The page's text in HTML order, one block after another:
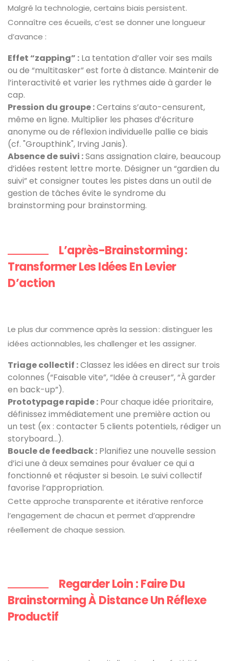
Malgré la technologie, certains biais persistent.
Connaître ces écueils, c’est se donner une longueur
d’avance :
Effet “zapping” : La tentation d’aller voir ses mails
ou de “multitasker” est forte à distance. Maintenir de
l’interactivité et varier les rythmes aide à garder le
cap.
Pression du groupe :Certains s’auto-censurent,
même en ligne. Multiplier les phases d’écriture
anonyme ou de réflexion individuelle pallie ce biais
(cf. "Groupthink", Irving Janis).
Absence de suivi :Sans assignation claire, beaucoup
d’idées restent lettre morte. Désigner un “gardien du
suivi” et consigner toutes les pistes dans un outil de
gestion de tâches évite le syndrome du
brainstorming pour brainstorming.
L’après-Brainstorming :
Transformer Les Idées En Levier
D’action
Le plus dur commence après la session : distinguer les
idées actionnables, les challenger et les assigner.
Triage collectif :Classez les idées en direct sur trois
colonnes (“Faisable vite”, “Idée à creuser”, “À garder
en back-up”).
Prototypage rapide : Pour chaque idée prioritaire,
définissez immédiatement une première action ou
un test (ex : contacter 5 clients potentiels, rédiger un
storyboard…).
Boucle de feedback : Planifiez une nouvelle session
d’ici une à deux semaines pour évaluer ce qui a
fonctionné et réajuster si besoin. Le suivi collectif
favorise l’appropriation.
Cette approche transparente et itérative renforce
l’engagement de chacun et permet d’apprendre
réellement de chaque session.
Regarder Loin : Faire Du
Brainstorming À Distance Un Réflexe
Productif